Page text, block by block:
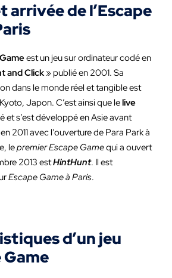
arrivée de l’Escape
est un jeu sur ordinateur codé en
and Click» publié en 2001. Sa
dans le monde réel et tangible est
Japon. C’est ainsi que lelive
et s’est développé en Asie avant
2011 avec l’ouverture de Para Park à
lepremier Escape Gamequi a ouvert
2013 estHintHunt. Il est
Escape Game à Paris.
d’un jeu
Game